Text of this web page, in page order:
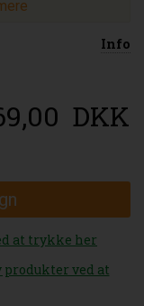
Info
DKK
at trykke her
produkter ved at